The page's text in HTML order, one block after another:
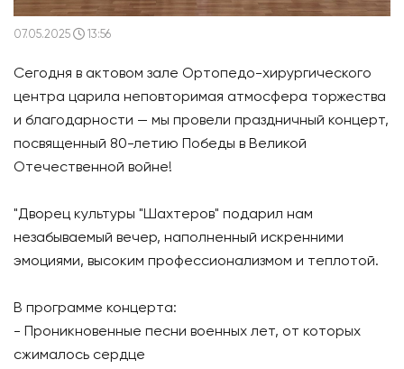
07.05.2025 13:56
Сегодня в актовом зале Ортопедо-хирургического
центра царила неповторимая атмосфера торжества
и благодарности — мы провели праздничный концерт,
посвященный 80-летию Победы в Великой
Отечественной войне!
"Дворец культуры "Шахтеров" подарил нам
незабываемый вечер, наполненный искренними
эмоциями, высоким профессионализмом и теплотой.
В программе концерта:
- Проникновенные песни военных лет, от которых
сжималось сердце